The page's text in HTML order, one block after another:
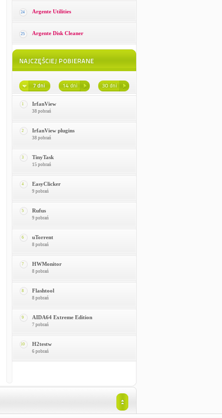
24 Argente Utilities
25 Argente Disk Cleaner
1 IrfanView
38 pobrań
2 IrfanView plugins
38 pobrań
3 TinyTask
15 pobrań
4 EasyClicker
9 pobrań
5 Rufus
9 pobrań
6 uTorrent
8 pobrań
7 HWMonitor
8 pobrań
8 Flashtool
8 pobrań
9 AIDA64 Extreme Edition
7 pobrań
10 H2testw
6 pobrań